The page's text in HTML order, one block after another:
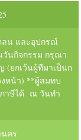
น และอุปกรณ์
วันกิจกรรม กรุณา
(ยกเว้นผู้ทีมาเป็นก
หน้า) **ผู้สมทบ
ภาษีได้ ณ วันทำ
นคร